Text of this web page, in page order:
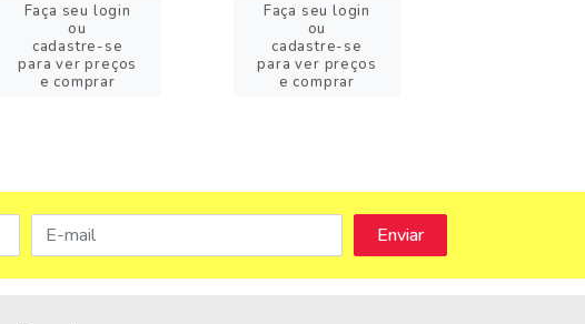
Faça seu login
ou
cadastre-se
para ver preços
e comprar
Faça seu login
ou
cadastre-se
para ver preços
e comprar